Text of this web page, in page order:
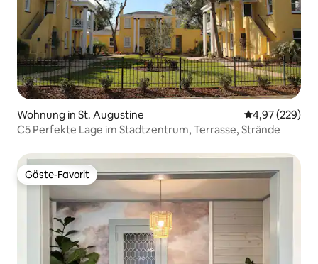
Wohnung in St. Augustine
4,97 (229)
C5 Perfekte Lage im Stadtzentrum, Terrasse, Strände
Gäste-Favorit
Gäste-Favorit